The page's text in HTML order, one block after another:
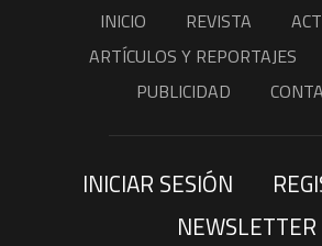
INICIO REVISTA
ARTÍCULOS Y REPORTAJES
PUBLICIDAD
INICIAR SESIÓN
NEWSLETTER